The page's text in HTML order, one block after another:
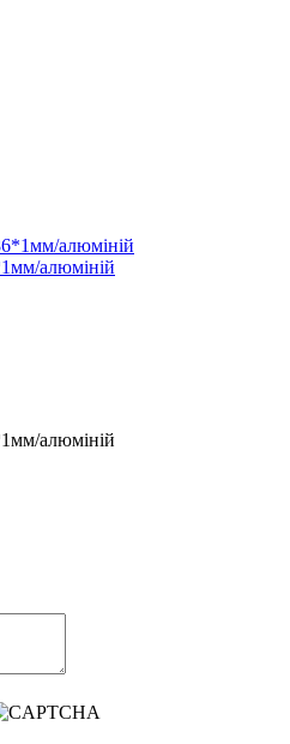
алюміній
алюміній